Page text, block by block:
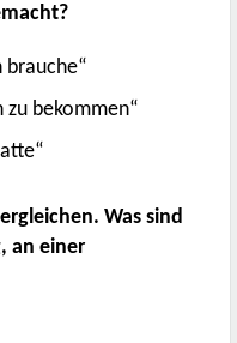
bekommen“
Was sind
an einer